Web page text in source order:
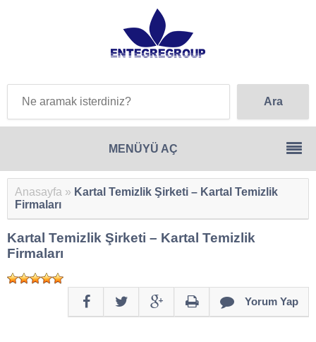
Anasayfa » Kartal Temizlik Şirketi – Kartal Temizlik
Firmaları
Kartal Temizlik Şirketi – Kartal Temizlik
Firmaları
Yorum Yap